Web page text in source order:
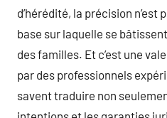
d’hérédité, la précision n’est
base sur laquelle se
des familles. Et c’est une
par des professionnels
savent traduire non